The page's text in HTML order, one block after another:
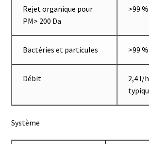
Endoscope
Enregistreur d’humidité
Enregistreur de température
Enregistreur de température jetable
Enregistreurs universels
Rejet organique pour
PM> 200 Da
>99 %
Bactéries et particules >99 %
Débit
2,4 l/h
Système